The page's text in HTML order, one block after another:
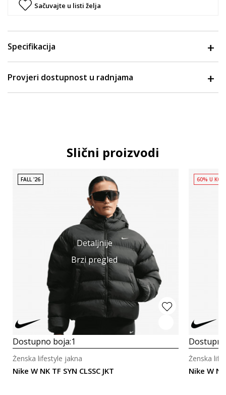
Sačuvajte u listi želja
Specifikacija
Provjeri dostupnost u radnjama
Slični proizvodi
Detaljnije
Brzi pregled
FALL '26
Dostupno boja:1
Nike W NK TF SYN CLSSC JKT
Ženska lifestyle jakna
60% U
Nike W
Ženska